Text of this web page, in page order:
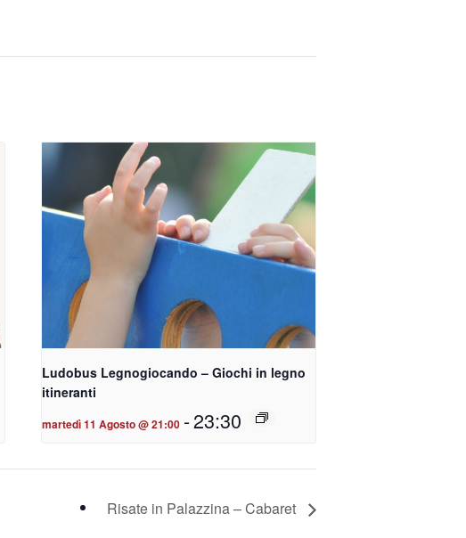
Ludobus Legnogiocando – Giochi in legno
itineranti
martedì 11 Agosto @ 21:00 -23:30
Risate in Palazzina – Cabaret